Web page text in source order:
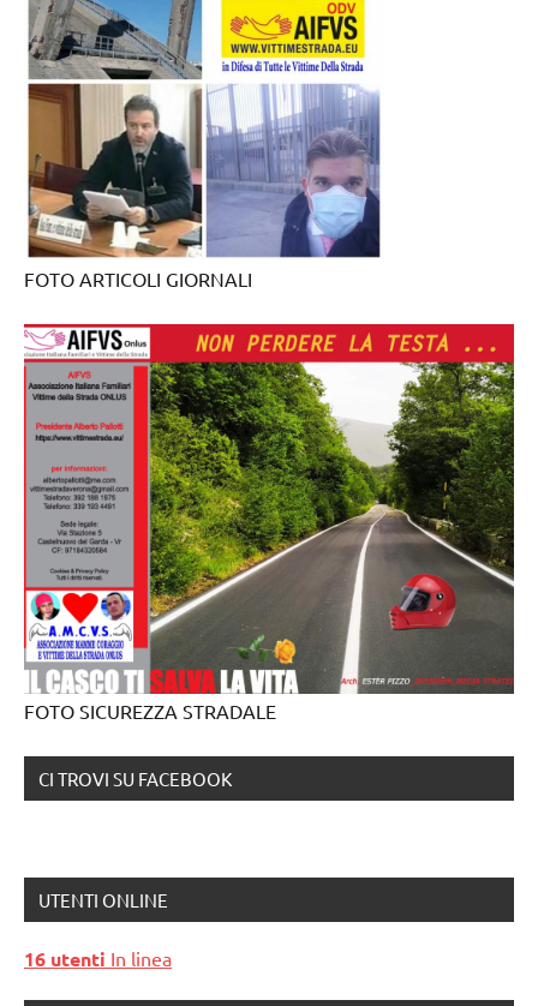
FOTO ARTICOLI GIORNALI
FOTO SICUREZZA STRADALE
CI TROVI SU FACEBOOK
UTENTI ONLINE
16 utenti In linea